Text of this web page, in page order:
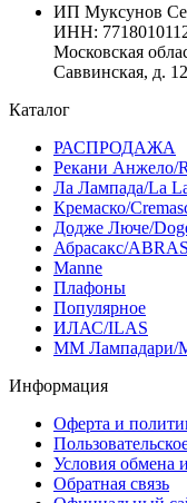
ИП Муксунов
ИНН:
Московская
Саввинская, д. 12
Каталог
РАСПРОДАЖА
Рекани Анжело/
Ла Лампада/La
Кремаско/
Додже Люче/
Абрасакс/
Manne
Плафоны
Популярное
ИЛАС/ILAS
ММ Лампадари/
Информация
Оферта и
Условия обмена
Обратная связь